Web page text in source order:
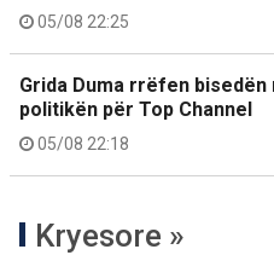
05/08 22:25
Grida Duma rrëfen bisedën
politikën për Top Channel
05/08 22:18
Kryesore »